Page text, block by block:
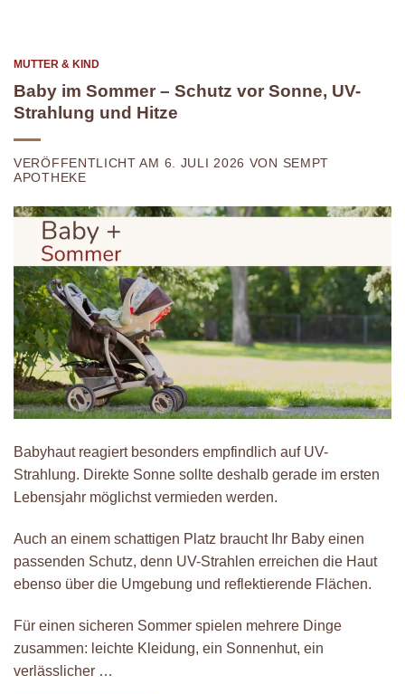
MUTTER & KIND
Baby im Sommer – Schutz vor Sonne, UV-
Strahlung und Hitze
VERÖFFENTLICHT AM 6. JULI 2026 VON SEMPT
APOTHEKE
Babyhaut reagiert besonders empfindlich auf UV-
Strahlung. Direkte Sonne sollte deshalb gerade im ersten
Lebensjahr möglichst vermieden werden.
Auch an einem schattigen Platz braucht Ihr Baby einen
passenden Schutz, denn UV-Strahlen erreichen die Haut
ebenso über die Umgebung und reflektierende Flächen.
Für einen sicheren Sommer spielen mehrere Dinge
zusammen: leichte Kleidung, ein Sonnenhut, ein
verlässlicher …